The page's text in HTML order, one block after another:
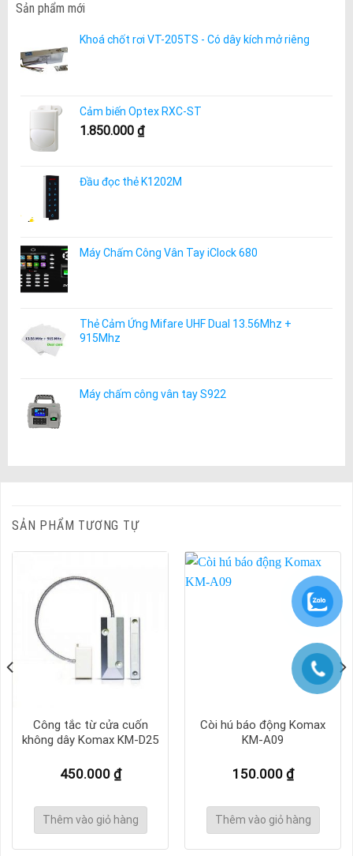
Sản phẩm mới
Khoá chốt rơi VT-205TS - Có dây kích mở riêng
Cảm biến Optex RXC-ST
1.850.000 ₫
Đầu đọc thẻ K1202M
Máy Chấm Công Vân Tay iClock 680
Thẻ Cảm Ứng Mifare UHF Dual 13.56Mhz +
915Mhz
Máy chấm công vân tay S922
SẢN PHẨM TƯƠNG TỰ
Công tắc từ cửa cuốn
không dây Komax KM-D25
450.000 ₫
Thêm vào giỏ hàng
Còi hú báo động Komax
KM-A09
150.000 ₫
Thêm vào giỏ hàng